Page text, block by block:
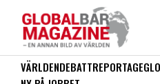
VÄRLDENDEBATTREPORTAGE